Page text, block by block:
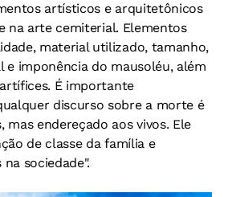
artísticos e arquitetônicos
na arte cemiterial. Elementos
material utilizado, tamanho,
e imponência do mausoléu, além
É importante
discurso sobre a morte é
mas endereçado aos vivos. Ele
de classe da família e
sociedade".